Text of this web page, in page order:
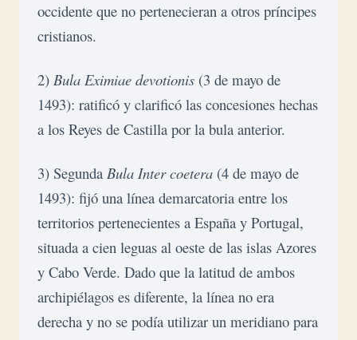
occidente que no pertenecieran a otros príncipes
cristianos.
2) Bula Eximiae devotionis (3 de mayo de
1493): ratificó y clarificó las concesiones hechas
a los Reyes de Castilla por la bula anterior.
3) Segunda Bula Inter coetera (4 de mayo de
1493): fijó una línea demarcatoria entre los
territorios pertenecientes a España y Portugal,
situada a cien leguas al oeste de las islas Azores
y Cabo Verde. Dado que la latitud de ambos
archipiélagos es diferente, la línea no era
derecha y no se podía utilizar un meridiano para